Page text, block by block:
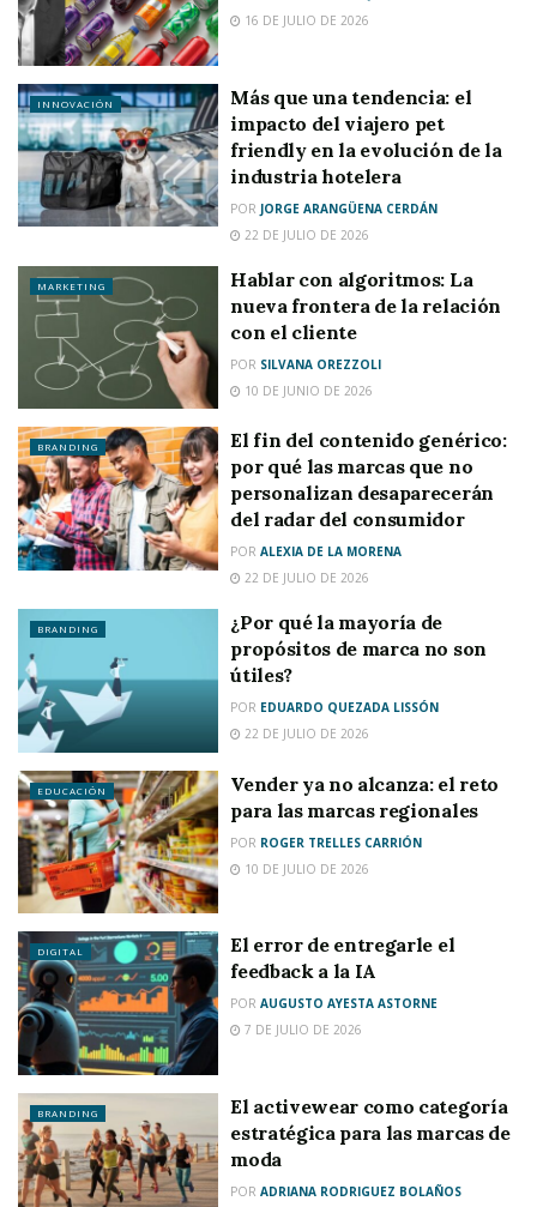
16 DE JULIO DE 2026
INNOVACIÓN
Más que una tendencia: el
impacto del viajero pet
friendly en la evolución de la
industria hotelera
POR JORGE ARANGÜENA CERDÁN
22 DE JULIO DE 2026
MARKETING
Hablar con algoritmos: La
nueva frontera de la relación
con el cliente
POR SILVANA OREZZOLI
10 DE JUNIO DE 2026
BRANDING
El fin del contenido genérico:
por qué las marcas que no
personalizan desaparecerán
del radar del consumidor
POR ALEXIA DE LA MORENA
22 DE JULIO DE 2026
BRANDING
¿Por qué la mayoría de
propósitos de marca no son
útiles?
POR EDUARDO QUEZADA LISSÓN
22 DE JULIO DE 2026
EDUCACIÓN
Vender ya no alcanza: el reto
para las marcas regionales
POR ROGER TRELLES CARRIÓN
10 DE JULIO DE 2026
DIGITAL
El error de entregarle el
feedback a la IA
POR AUGUSTO AYESTA ASTORNE
7 DE JULIO DE 2026
BRANDING
El activewear como categoría
estratégica para las marcas de
moda
POR ADRIANA RODRIGUEZ BOLAÑOS